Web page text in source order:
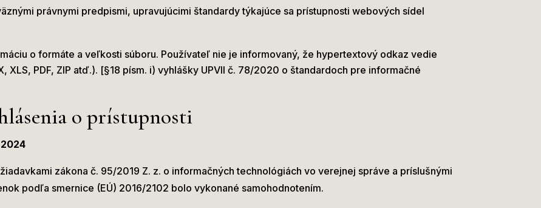
právnymi predpismi, upravujúcimi štandardy týkajúce sa prístupnosti webových sídel
o formáte a veľkosti súboru. Používateľ nie je informovaný, že hypertextový odkaz vedie
XLS, PDF, ZIP atď.). [§18 písm. i) vyhlášky UPVII č. 78/2020 o štandardoch pre informačné
o prístupnosti
2024
zákona č. 95/2019 Z. z. o informačných technológiách vo verejnej správe a príslušnými
podľa smernice (EÚ) 2016/2102 bolo vykonané samohodnotením.